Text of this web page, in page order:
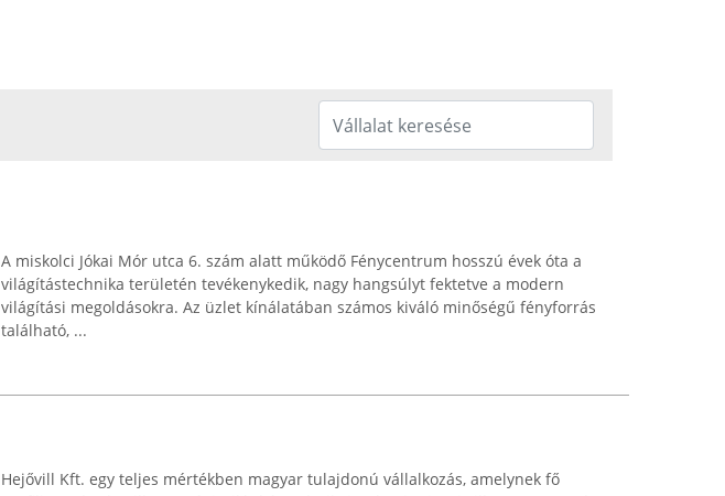
A miskolci Jókai Mór utca 6. szám alatt működő Fénycentrum hosszú évek óta a
világítástechnika területén tevékenykedik, nagy hangsúlyt fektetve a modern
világítási megoldásokra. Az üzlet kínálatában számos kiváló minőségű fényforrás
található, ...
Hejővill Kft. egy teljes mértékben magyar tulajdonú vállalkozás, amelynek fő